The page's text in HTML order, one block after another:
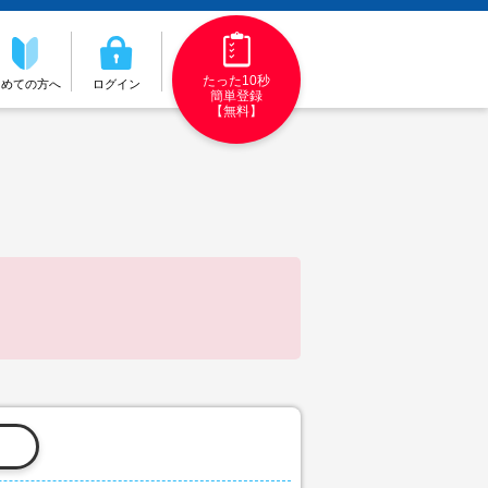
ての方へ ログイン
たった10秒
簡単登録
【無料】